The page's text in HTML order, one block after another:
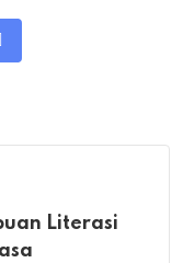
Share
Literasi